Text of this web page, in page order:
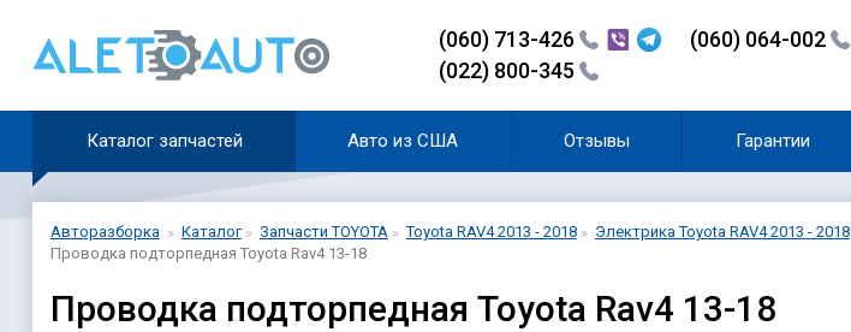
(060) 713-426 (060) 064-002
(022) 800-345
Каталог запчастей Авто из США Отзывы Гарантии
Авторазборка Каталог Запчасти TOYOTA Toyota RAV4 2013 - 2018 Электрика Toyota RAV4 2013 - 2018
Проводка подторпедная Toyota Rav4 13-18
Проводка подторпедная Toyota Rav4 13-18